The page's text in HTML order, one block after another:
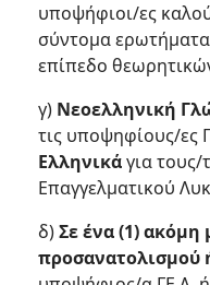
υποψήφιοι/ες
σύντομα
επίπεδο
γ) Νεοελληνική
τις υποψηφίους/ες
Ελληνικάγια
Επαγγελματικού
δ)Σε ένα (1)
προσανατολισμού